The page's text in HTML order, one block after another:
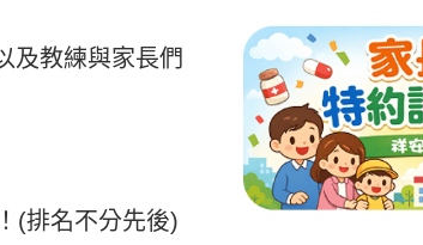
及教練與家長們
(排名不分先後)